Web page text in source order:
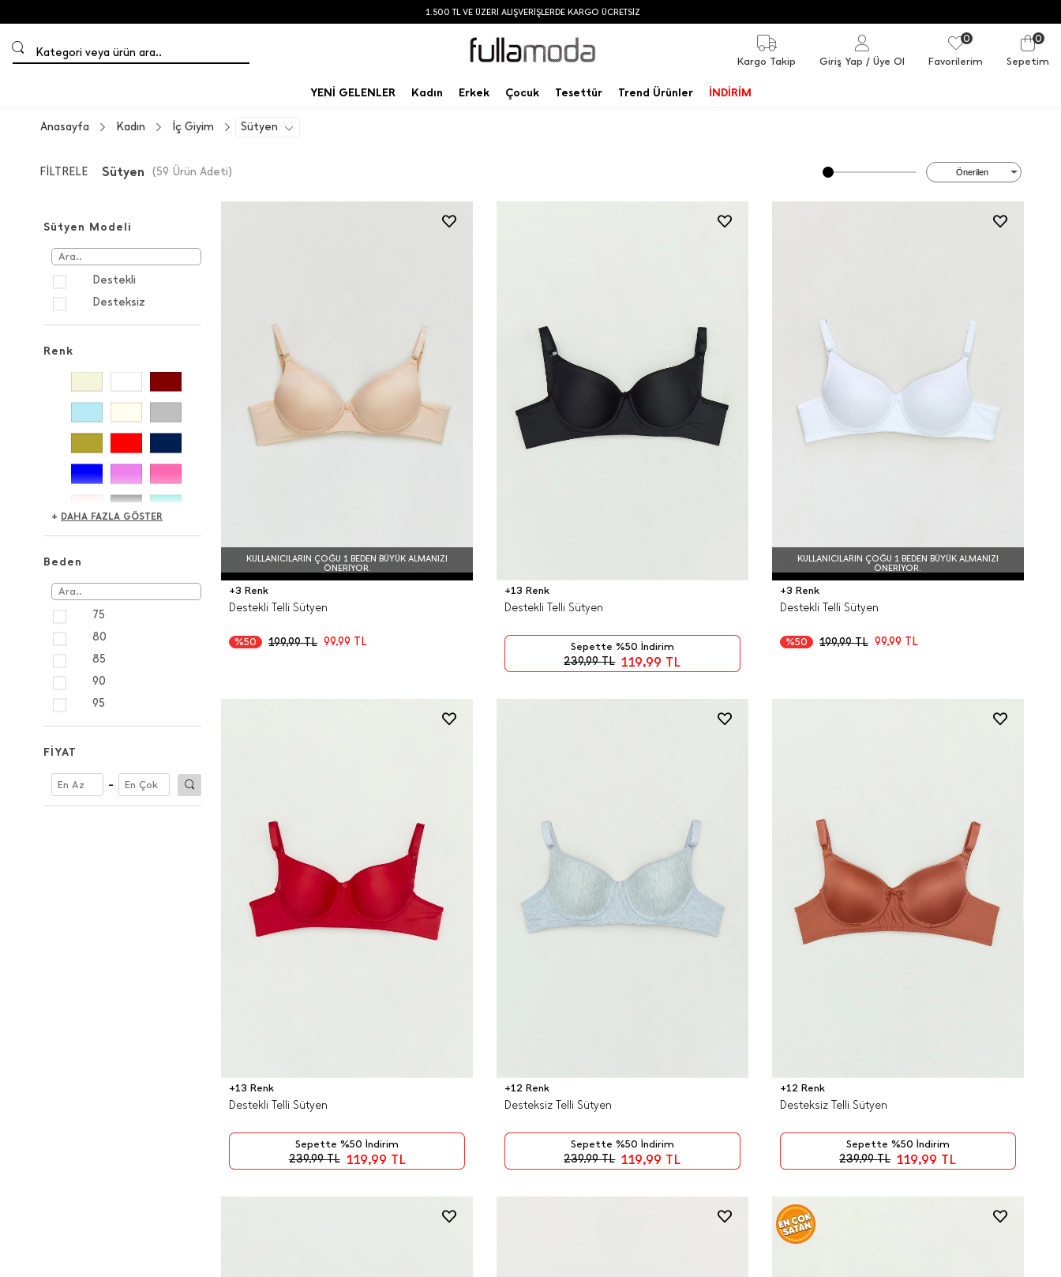
UYGULAMAMIZI İNDİR, ÜYE OL, %10 DAHA AZ ÖDE
Kategori veya ürün ara..
Kargo Takip Giriş Yap / Üye Ol
0
Favorilerim
0
Sepetim
YENİ GELENLER Kadın Erkek Çocuk Tesettür Trend Ürünler İNDİRİM
Sütyen
İç Giyim
Kadın
Anasayfa
FİLTRELE Sütyen (59 Ürün Adeti)
Sütyen Modeli
Destekli
Desteksiz
Renk
+ DAHA FAZLA GÖSTER
Beden
75
80
85
90
95
FİYAT
-
KULLANICILARIN ÇOĞU 1 BEDEN BÜYÜK ALMANIZI
ÖNERIYOR.
+3 Renk
Destekli Telli Sütyen
199,99TL 99,99 TL
%50
+13 Renk
Destekli Telli Sütyen
239,99TL 119,99 TL
Sepette %50 İndirim
KULLANICILARIN ÇOĞU 1 BEDEN BÜYÜK ALMANIZI
ÖNERIYOR.
+3 Renk
Destekli Telli Sütyen
199,99TL 99,99 TL
%50
+13 Renk
Destekli Telli Sütyen
239,99TL 119,99 TL
Sepette %50 İndirim
+12 Renk
Desteksiz Telli Sütyen
239,99TL 119,99 TL
Sepette %50 İndirim
+12 Renk
Desteksiz Telli Sütyen
239,99TL 119,99 TL
Sepette %50 İndirim